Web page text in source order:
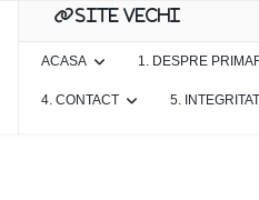
site vechi
ACASA 1. DESPRE
4. CONTACT 5.